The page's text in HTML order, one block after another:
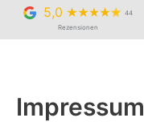
springen
5,0
44
Rezensionen
Impressum